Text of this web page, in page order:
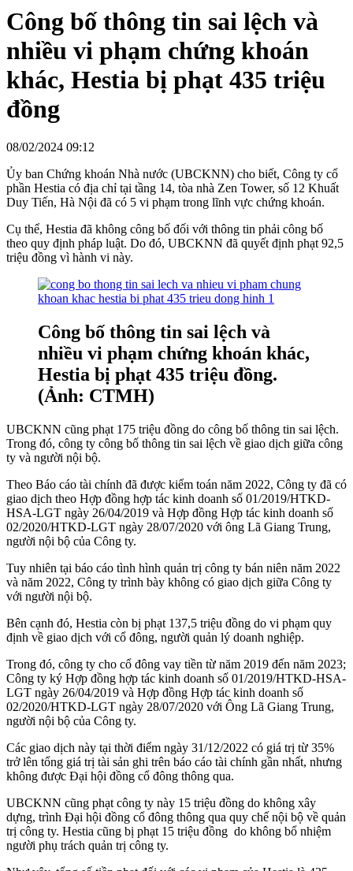
Công bố thông tin sai lệch và
nhiều vi phạm chứng khoán
khác, Hestia bị phạt 435 triệu
đồng
08/02/2024 09:12
Ủy ban Chứng khoán Nhà nước (UBCKNN) cho biết, Công ty cổ
phần Hestia có địa chỉ tại tầng 14, tòa nhà Zen Tower, số 12 Khuất
Duy Tiến, Hà Nội đã có 5 vi phạm trong lĩnh vực chứng khoán.
Cụ thể, Hestia đã không công bố đối với thông tin phải công bố
theo quy định pháp luật. Do đó, UBCKNN đã quyết định phạt 92,5
triệu đồng vì hành vi này.
Công bố thông tin sai lệch và
nhiều vi phạm chứng khoán khác,
Hestia bị phạt 435 triệu đồng.
(Ảnh: CTMH)
UBCKNN cũng phạt 175 triệu đồng do công bố thông tin sai lệch.
Trong đó, công ty công bố thông tin sai lệch về giao dịch giữa công
ty và người nội bộ.
Theo Báo cáo tài chính đã được kiểm toán năm 2022, Công ty đã có
giao dịch theo Hợp đồng hợp tác kinh doanh số 01/2019/HTKD-
HSA-LGT ngày 26/04/2019 và Hợp đồng Hợp tác kinh doanh số
02/2020/HTKD-LGT ngày 28/07/2020 với ông Lã Giang Trung,
người nội bộ của Công ty.
Tuy nhiên tại báo cáo tình hình quản trị công ty bán niên năm 2022
và năm 2022, Công ty trình bày không có giao dịch giữa Công ty
với người nội bộ.
Bên cạnh đó, Hestia còn bị phạt 137,5 triệu đồng do vi phạm quy
định về giao dịch với cổ đông, người quản lý doanh nghiệp.
Trong đó, công ty cho cổ đông vay tiền từ năm 2019 đến năm 2023;
Công ty ký Hợp đồng hợp tác kinh doanh số 01/2019/HTKD-HSA-
LGT ngày 26/04/2019 và Hợp đồng Hợp tác kinh doanh số
02/2020/HTKD-LGT ngày 28/07/2020 với Ông Lã Giang Trung,
người nội bộ của Công ty.
Các giao dịch này tại thời điểm ngày 31/12/2022 có giá trị từ 35%
trở lên tổng giá trị tài sản ghi trên báo cáo tài chính gần nhất, nhưng
không được Đại hội đồng cổ đông thông qua.
UBCKNN cũng phạt công ty này 15 triệu đồng do không xây
dựng, trình Đại hội đồng cổ đông thông qua quy chế nội bộ về quản
trị công ty. Hestia cũng bị phạt 15 triệu đồng do không bổ nhiệm
người phụ trách quản trị công ty.